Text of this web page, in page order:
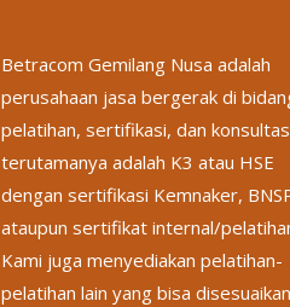
Betracom Gemilang Nusa adalah
perusahaan jasa bergerak di
pelatihan, sertifikasi, dan
terutamanya adalah K3 atau HSE
dengan sertifikasi Kemnaker,
ataupun sertifikat internal/
Kami juga menyediakan pelatihan-
pelatihan lain yang bisa disesuaikan